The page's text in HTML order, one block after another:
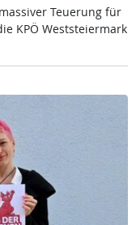
Teue­rung für
KPÖ West­s­tei­er­mark